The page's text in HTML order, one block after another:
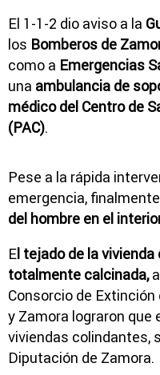
El 1-1-2 dio aviso a la
los Bomberos de
como a Emergencias
una ambulancia de
médico del Centro de
(PAC).
Pese a la rápida
emergencia,
del hombre en el
El tejado de la
totalmente calcinada,
Consorcio de
y Zamora lograron que
viviendas colindantes,
Diputación de Zamora.